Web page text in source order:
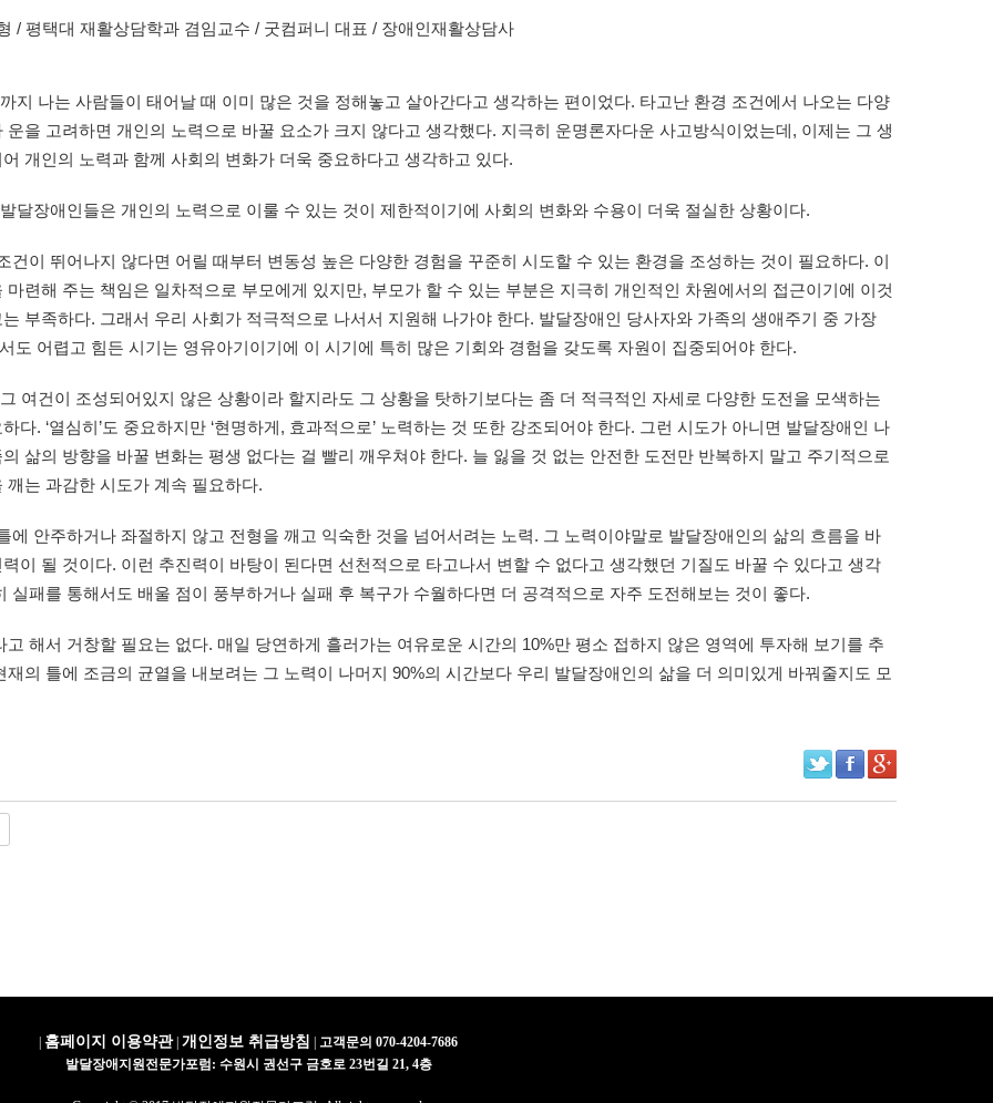
/ 평택대 재활상담학과 겸임교수 / 굿컴퍼니 대표 / 장애인재활상담사
지 나는 사람들이 태어날 때 이미 많은 것을 정해놓고 살아간다고 생각하는 편이었다. 타고난 환경 조건에서 나오는 다양
운을 고려하면 개인의 노력으로 바꿀 요소가 크지 않다고 생각했다. 지극히 운명론자다운 사고방식이었는데, 이제는 그 생
개인의 노력과 함께 사회의 변화가 더욱 중요하다고 생각하고 있다.
달장애인들은 개인의 노력으로 이룰 수 있는 것이 제한적이기에 사회의 변화와 수용이 더욱 절실한 상황이다.
건이 뛰어나지 않다면 어릴 때부터 변동성 높은 다양한 경험을 꾸준히 시도할 수 있는 환경을 조성하는 것이 필요하다. 이
마련해 주는 책임은 일차적으로 부모에게 있지만, 부모가 할 수 있는 부분은 지극히 개인적인 차원에서의 접근이기에 이것
는 부족하다. 그래서 우리 사회가 적극적으로 나서서 지원해 나가야 한다. 발달장애인 당사자와 가족의 생애주기 중 가장
도 어렵고 힘든 시기는 영유아기이기에 이 시기에 특히 많은 기회와 경험을 갖도록 자원이 집중되어야 한다.
여건이 조성되어있지 않은 상황이라 할지라도 그 상황을 탓하기보다는 좀 더 적극적인 자세로 다양한 도전을 모색하는
다. ‘열심히’도 중요하지만 ‘현명하게, 효과적으로’ 노력하는 것 또한 강조되어야 한다. 그런 시도가 아니면 발달장애인 나
삶의 방향을 바꿀 변화는 평생 없다는 걸 빨리 깨우쳐야 한다. 늘 잃을 것 없는 안전한 도전만 반복하지 말고 주기적으로
깨는 과감한 시도가 계속 필요하다.
에 안주하거나 좌절하지 않고 전형을 깨고 익숙한 것을 넘어서려는 노력. 그 노력이야말로 발달장애인의 삶의 흐름을 바
력이 될 것이다. 이런 추진력이 바탕이 된다면 선천적으로 타고나서 변할 수 없다고 생각했던 기질도 바꿀 수 있다고 생각
실패를 통해서도 배울 점이 풍부하거나 실패 후 복구가 수월하다면 더 공격적으로 자주 도전해보는 것이 좋다.
고 해서 거창할 필요는 없다. 매일 당연하게 흘러가는 여유로운 시간의 10%만 평소 접하지 않은 영역에 투자해 보기를 추
재의 틀에 조금의 균열을 내보려는 그 노력이 나머지 90%의 시간보다 우리 발달장애인의 삶을 더 의미있게 바꿔줄지도 모
홈페이지 이용약관| 개인정보 취급방침
고객문의 070-4204-7686
발달장애지원전문가포럼: 수원시 권선구 금호로 23번길 21, 4층